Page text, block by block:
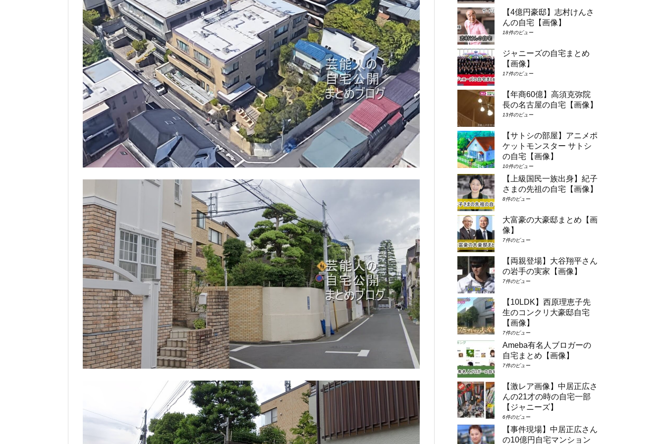
【4億円豪邸】志村けんさ
んの自宅【画像】
18件のビュー
ジャニーズの自宅まとめ
【画像】
17件のビュー
【年商60億】高須克弥院
長の名古屋の自宅【画像】
13件のビュー
【サトシの部屋】アニメポ
ケットモンスター サトシ
の自宅【画像】
10件のビュー
【上級国民一族出身】紀子
さまの先祖の自宅【画像】
8件のビュー
大富豪の大豪邸まとめ【画
像】
7件のビュー
【両親登場】大谷翔平さん
の岩手の実家【画像】
7件のビュー
【10LDK】西原理恵子先
生のコンクリ大豪邸自宅
【画像】
7件のビュー
Ameba有名人ブロガーの
自宅まとめ【画像】
7件のビュー
【激レア画像】中居正広さ
んの21才の時の自宅一部
【ジャニーズ】
6件のビュー
【事件現場】中居正広さん
の10億円自宅マンション